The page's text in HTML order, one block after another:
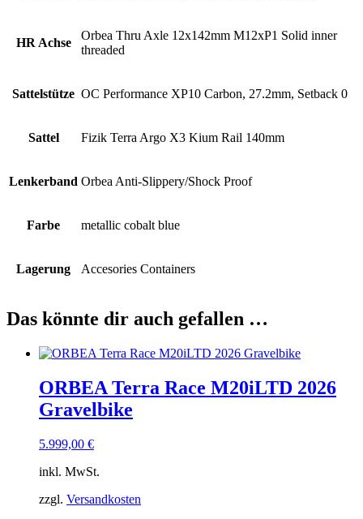
HR Achse
Orbea Thru Axle 12x142mm M12xP1 Solid inner
threaded
Sattelstütze OC Performance XP10 Carbon, 27.2mm, Setback 0
Sattel Fizik Terra Argo X3 Kium Rail 140mm
Lenkerband Orbea Anti-Slippery/Shock Proof
Farbe metallic cobalt blue
Lagerung Accesories Containers
Das könnte dir auch gefallen …
ORBEA Terra Race M20iLTD 2026
Gravelbike
5.999,00 €
inkl. MwSt.
zzgl. Versandkosten